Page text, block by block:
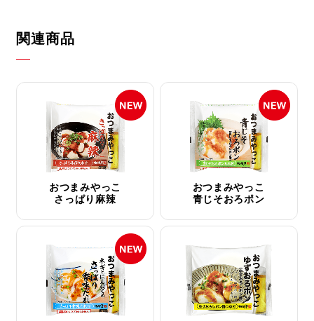
関連商品
おつまみやっこ
さっぱり麻辣
おつまみやっこ
青じそおろポン